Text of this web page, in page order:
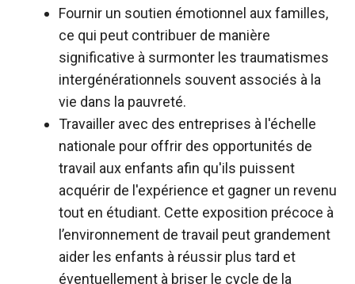
Fournir un soutien émotionnel aux familles,
ce qui peut contribuer de manière
significative à surmonter les traumatismes
intergénérationnels souvent associés à la
vie dans la pauvreté.
Travailler avec des entreprises à l'échelle
nationale pour offrir des opportunités de
travail aux enfants afin qu'ils puissent
acquérir de l'expérience et gagner un revenu
tout en étudiant. Cette exposition précoce à
l’environnement de travail peut grandement
aider les enfants à réussir plus tard et
éventuellement à briser le cycle de la